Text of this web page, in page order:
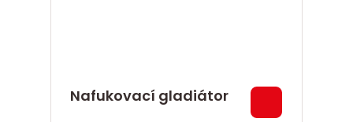
Nafukovací gladiátor